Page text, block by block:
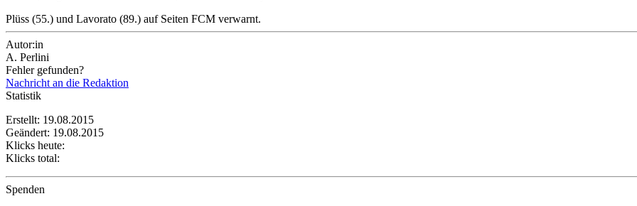
Plüss (55.) und Lavorato (89.) auf Seiten FCM verwarnt.
Autor:in
A. Perlini
Fehler gefunden?
Nachricht an die Redaktion
Statistik
Erstellt: 19.08.2015
Geändert: 19.08.2015
Klicks heute:
Klicks total:
Spenden